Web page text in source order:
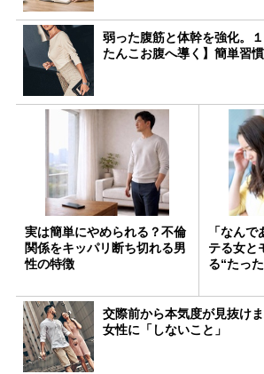
弱った腹筋と体幹を強化。
たんこお腹へ導く】簡単習慣
実は簡単にやめられる？不倫
関係をキッパリ断ち切れる男
性の特徴
「なん
テる女と
る“たっ
交際前から本気度が見抜け
女性に「しないこと」